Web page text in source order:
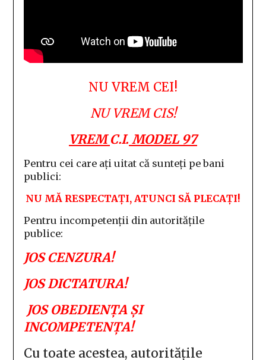
NU VREM CEI!
NU VREM CIS!
VREMC.I. MODEL 97
Pentru cei care ați uitat că sunteți pe bani
publici:
NU MĂ RESPECTAȚI, ATUNCI SĂ PLECAȚI!
Pentru incompetenții din autoritățile
publice:
JOS CENZURA!
JOS DICTATURA!
JOSOBEDIENȚA ȘI
INCOMPETENȚA!
Cu toate acestea, autoritățile